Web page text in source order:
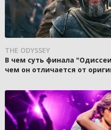
THE ODYSSEY
В чем суть финала
чем он отличается от